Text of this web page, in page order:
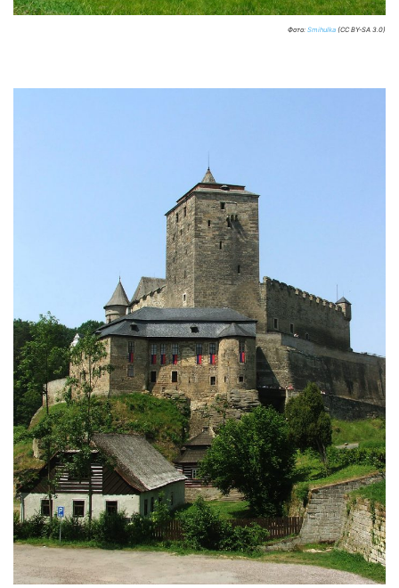
Фото: Smihulka (CC BY-SA 3.0)